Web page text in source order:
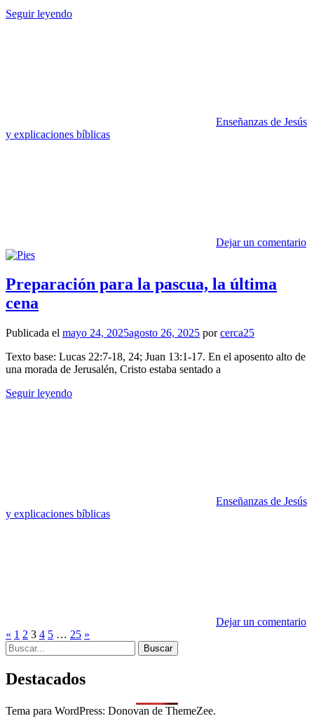
Seguir leyendo
Enseñanzas de Jesús
y explicaciones bíblicas
Dejar un comentario
Preparación para la pascua, la última
cena
Publicada el mayo 24, 2025agosto 26, 2025 porcerca25
Texto base: Lucas 22:7-18, 24; Juan 13:1-17. En el aposento alto de
una morada de Jerusalén, Cristo estaba sentado a
Seguir leyendo
Enseñanzas de Jesús
y explicaciones bíblicas
Dejar un comentario
Paginación
de
entradas
« Entradas
anteriores
1 2 3 4 5 … 25 Entradas
»
Search
for:
Destacados
Tema para WordPress: Donovan de ThemeZee.